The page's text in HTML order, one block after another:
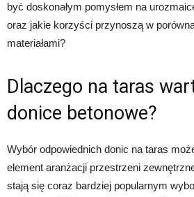
być doskonałym pomysłem na
oraz jakie korzyści przynoszą w
materiałami?
Dlaczego na taras
donice betonowe?
Wybór odpowiednich donic na taras
element aranżacji przestrzeni
stają się coraz bardziej popularnym